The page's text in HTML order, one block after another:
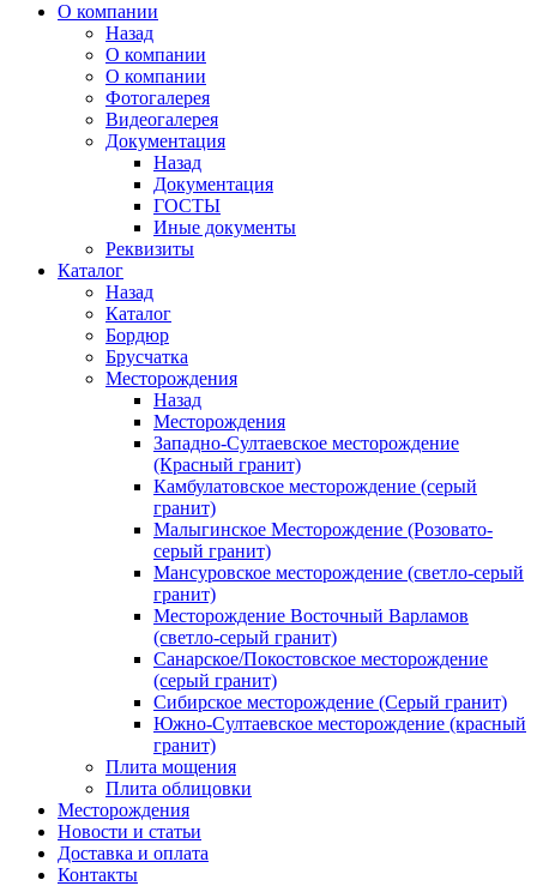
О компании
Назад
О компании
О компании
Фотогалерея
Видеогалерея
Документация
Назад
Документация
ГОСТЫ
Иные документы
Реквизиты
Каталог
Назад
Каталог
Бордюр
Брусчатка
Месторождения
Назад
Месторождения
Западно-Султаевское месторождение
(Красный гранит)
Камбулатовское месторождение (cерый
гранит)
Малыгинское Месторождение (Розовато-
серый гранит)
Мансуровское месторождение (светло-серый
гранит)
Месторождение Восточный Варламов
(светло-серый гранит)
Санарское/Покостовское месторождение
(серый гранит)
Сибирское месторождение (Серый гранит)
Южно-Султаевское месторождение (красный
гранит)
Плита мощения
Плита облицовки
Месторождения
Новости и статьи
Доставка и оплата
Контакты